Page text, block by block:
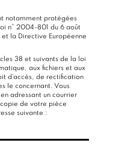
notamment protégées
n° 2004-801 du 6 août
la Directive Européenne
38 et suivants de la loi
aux fichiers et aux
d’accès, de rectification
le concernant. Vous
adressant un courrier
de votre pièce
suivante :